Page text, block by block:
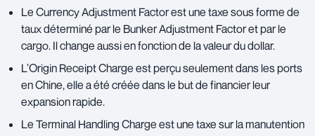
Le Currency Adjustment Factor est une taxe sous forme de
taux déterminé par le Bunker Adjustment Factor et par le
cargo. Il change aussi en fonction de la valeur du dollar.
L’Origin Receipt Charge est perçu seulement dans les ports
en Chine, elle a été créée dans le but de financier leur
expansion rapide.
Le Terminal Handling Charge est une taxe sur la manutention